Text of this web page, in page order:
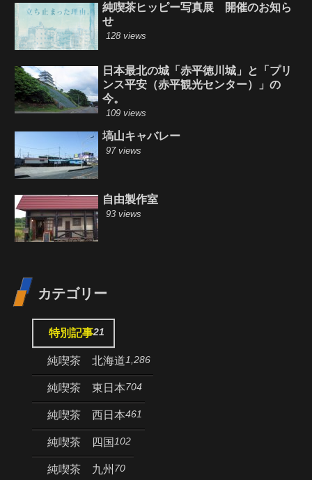
純喫茶ヒッピー写真展 開催のお知ら
せ
128 views
日本最北の城「赤平徳川城」と「プリ
ンス平安（赤平観光センター）」の
今。
109 views
塙山キャバレー
97 views
自由製作室
93 views
カテゴリー
特別記事21
純喫茶 北海道1,286
純喫茶 東日本704
純喫茶 西日本461
純喫茶 四国 102
純喫茶 九州 70